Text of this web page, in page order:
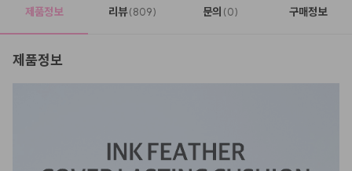
제품정보 리뷰 (809) 문의 (0) 구매정보
제품정보